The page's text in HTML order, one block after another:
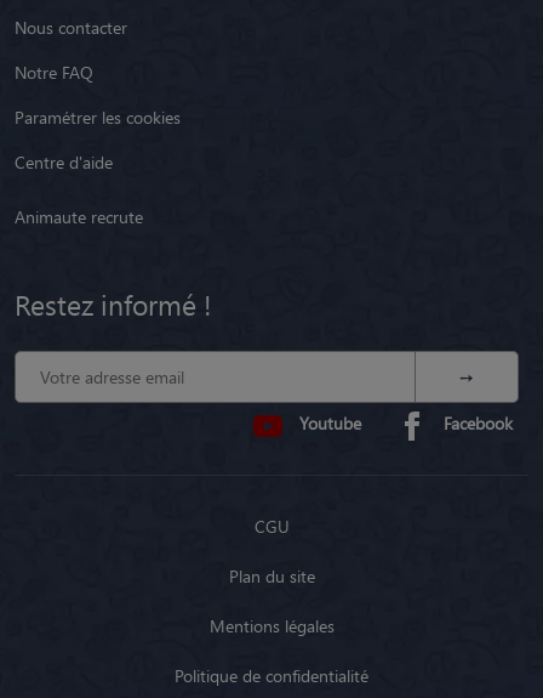
Nous contacter
Notre FAQ
Paramétrer les cookies
Centre d'aide
Animaute recrute
Restez informé !
Youtube Facebook
CGU
Plan du site
Mentions légales
Politique de confidentialité